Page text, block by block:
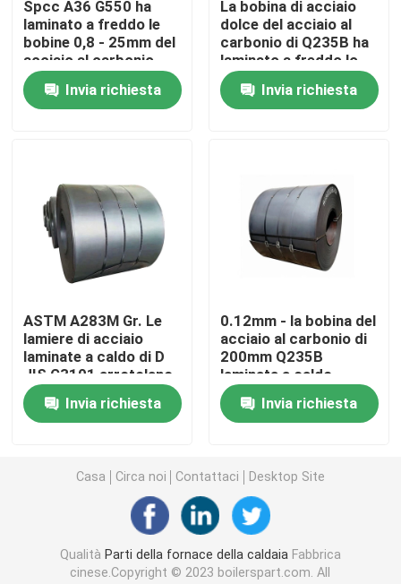
Tubo d'acciaio senza cuciture
Tubo d'acciaio di precisione
Schermi del tubo di caldaia
Ugello d'aria della caldaia
Griglia a catena Antivari
Rod d'acciaio rotondo
Porta della fornace della caldaia
Spcc A36 G550 ha
laminato a freddo le
bobine 0,8 - 25mm del
acciaio al carbonio
Invia richiesta
La bobina di acciaio
dolce del acciaio al
carbonio di Q235B ha
laminato a freddo lo
spessore di 4mm - di
0,12
Invia richiesta
ASTM A283M Gr. Le
lamiere di acciaio
laminate a caldo di D
JIS G3101 arrotolano
GB/T700 Q235A
Invia richiesta
0.12mm - la bobina del
acciaio al carbonio di
200mm Q235B
laminata a caldo
accetta l'abitudine
Invia richiesta
Casa Circa noi Contattaci Desktop Site
Qualità Parti della fornace della caldaia Fabbrica
cinese.Copyright © 2023 boilerspart.com. All